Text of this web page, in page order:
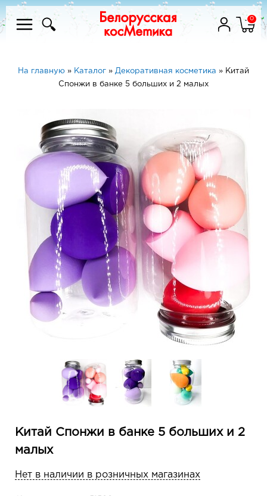
0
На главную » Каталог » Декоративная косметика » Китай
Спонжи в банке 5 больших и 2 малых
Китай Спонжи в банке 5 больших и 2
малых
Нет в наличии в розничных магазинах